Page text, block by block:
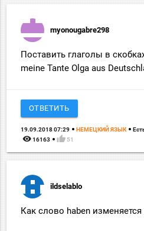
myonougabre298
Поставить глаголы в
meine Tante Olga aus
ОТВЕТИТЬ
19.09.2018 07:29 НЕМЕЦКИЙ ЯЗЫК
remove_red_eye 16163 thumb_up 51
ildselablo
Как слово haben